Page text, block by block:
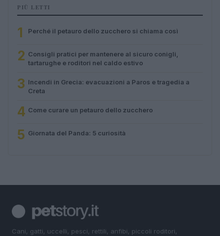
PIÙ LETTI
1 Perché il petauro dello zucchero si chiama così
2 Consigli pratici per mantenere al sicuro conigli,
tartarughe e roditori nel caldo estivo
3 Incendi in Grecia: evacuazioni a Paros e tragedia a
Creta
4 Come curare un petauro dello zucchero
5 Giornata del Panda: 5 curiosità
Cani, gatti, uccelli, pesci, rettili, anfibi, piccoli roditori,